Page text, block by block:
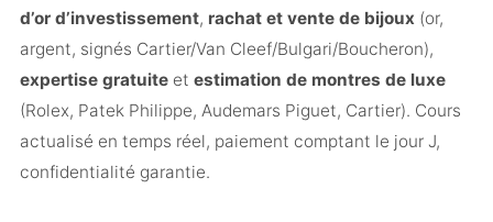
d’or d’investissement, rachat et vente de bijoux (or,
argent, signés Cartier/Van Cleef/Bulgari/Boucheron),
expertise gratuite et estimation de montres de luxe
(Rolex, Patek Philippe, Audemars Piguet, Cartier). Cours
actualisé en temps réel, paiement comptant le jour J,
confidentialité garantie.